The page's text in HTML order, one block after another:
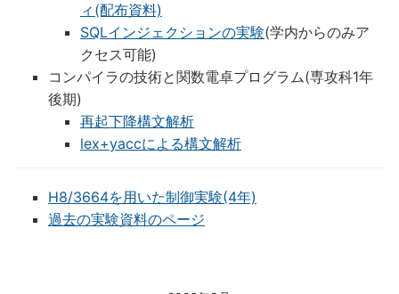
ィ(配布資料)
SQLインジェクションの実験(学内からのみア
クセス可能)
コンパイラの技術と関数電卓プログラム(専攻科1年
後期)
再起下降構文解析
lex+yaccによる構文解析
H8/3664を用いた制御実験(4年)
過去の実験資料のページ